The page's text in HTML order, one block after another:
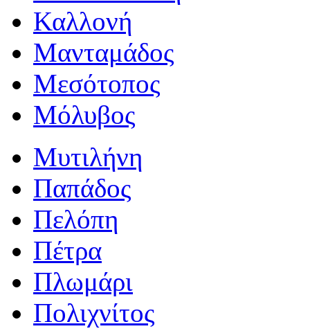
Καλλονή
Μανταμάδος
Μεσότοπος
Μόλυβος
Μυτιλήνη
Παπάδος
Πελόπη
Πέτρα
Πλωμάρι
Πολιχνίτος